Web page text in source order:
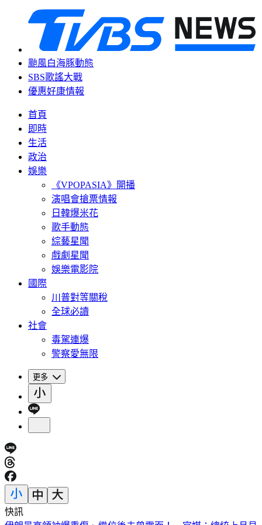
颱風白海豚動態
SBS歌謠大戰
優惠好康情報
首頁
即時
生活
政治
娛樂
《VPOPASIA》開播
演唱會搶票情報
日韓爆米花
歌手動態
綜藝星聞
戲劇星聞
娛樂電影院
國際
川普對等關稅
全球必讀
社會
毒駕連爆
警察愛無限
更多
快訊